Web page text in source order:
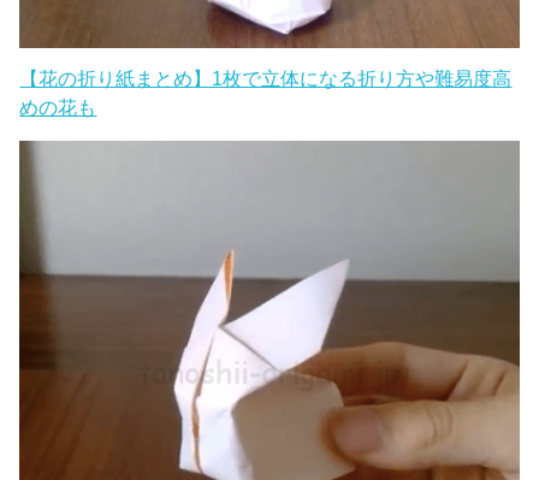
【花の折り紙まとめ】1枚で立体になる折り方や難易度高
めの花も